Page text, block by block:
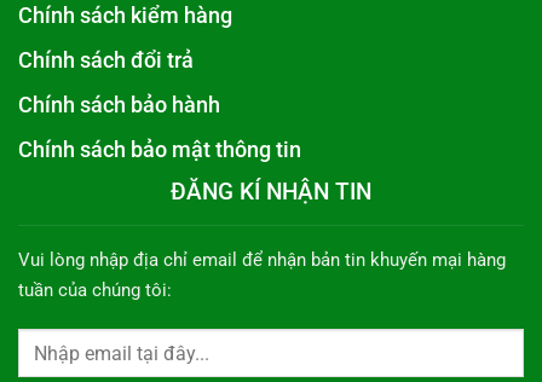
Chính sách kiểm hàng
Chính sách đổi trả
Chính sách bảo hành
Chính sách bảo mật thông tin
ĐĂNG KÍ NHẬN TIN
Vui lòng nhập địa chỉ email để nhận bản tin khuyến mại hàng
tuần của chúng tôi: